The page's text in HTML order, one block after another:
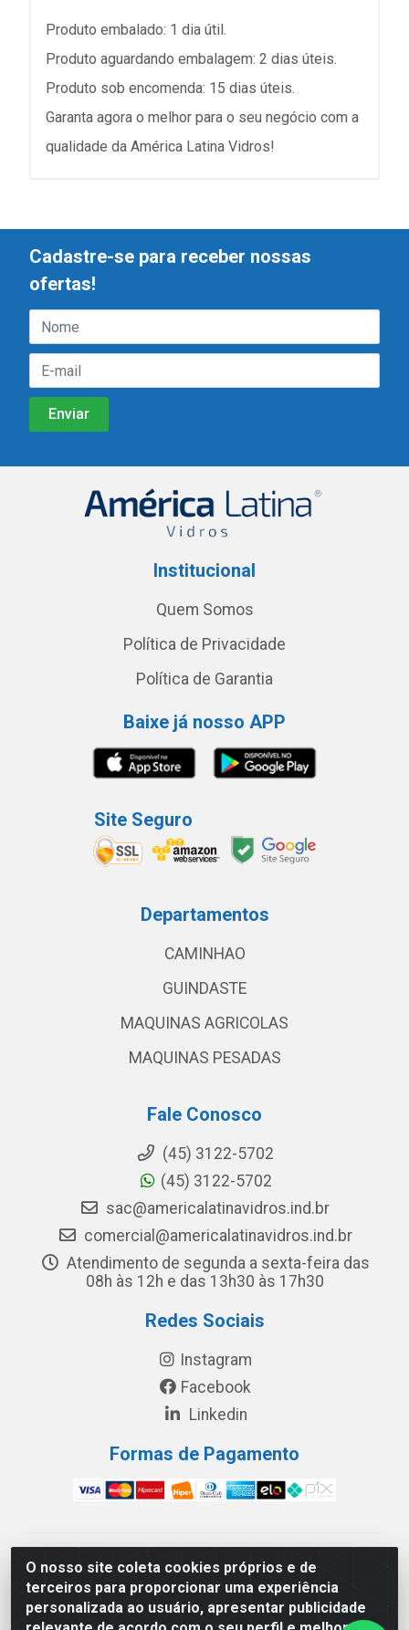
Produto embalado: 1 dia útil.
Produto aguardando embalagem: 2 dias úteis.
Produto sob encomenda: 15 dias úteis.
Garanta agora o melhor para o seu negócio com a
qualidade da América Latina Vidros!
O nosso site coleta cookies próprios e de
terceiros para proporcionar uma experiência
personalizada ao usuário, apresentar publicidade
Cadastre-se para receber nossas
ofertas!
Institucional
Quem Somos
Política de Privacidade
Política de Garantia
Baixe já nosso APP
Site Seguro
Departamentos
CAMINHAO
GUINDASTE
MAQUINAS AGRICOLAS
MAQUINAS PESADAS
Fale Conosco
(45) 3122-5702
(45) 3122-5702
sac@americalatinavidros.ind.br
comercial@americalatinavidros.ind.br
Atendimento de segunda a sexta-feira das
08h às 12h e das 13h30 às 17h30
Redes Sociais
Instagram
Facebook
Linkedin
Formas de Pagamento
América Latina Indústria e Comércio de Vidros LTDA -
CNPJ 19.813.045/0001-03 - Rua Carlos Drummond de
Andrade, 151 Núcleo Industrial III – Cascavel/PR - CEP
85.811-530